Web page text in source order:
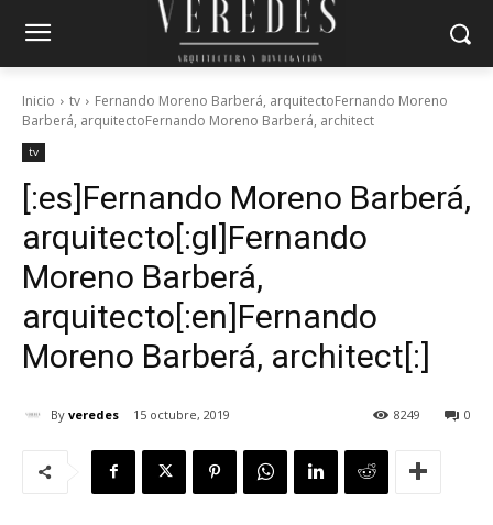
Inicio tv
Fernando Moreno Barberá, arquitectoFernando Moreno
Barberá, arquitectoFernando Moreno Barberá, architect
tv
[:es]Fernando Moreno Barberá,
arquitecto[:gl]Fernando
Moreno Barberá,
arquitecto[:en]Fernando
Moreno Barberá, architect[:]
By veredes 15 octubre, 2019 0
8249